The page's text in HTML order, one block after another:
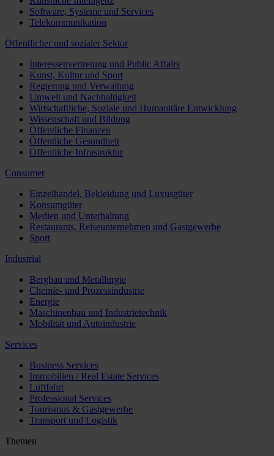
Software, Systeme und Services
Telekommunikation
Öffentlicher und sozialer Sektor
Interessenvertretung und Public Affairs
Kunst, Kultur und Sport
Regierung und Verwaltung
Umwelt und Nachhaltigkeit
Wirtschaftliche, Soziale und Humanitäre Entwicklung
Wissenschaft und Bildung
Öffentliche Finanzen
Öffentliche Gesundheit
Öffentliche Infrastruktur
Consumer
Einzelhandel, Bekleidung und Luxusgüter
Konsumgüter
Medien und Unterhaltung
Restaurants, Reiseunternehmen und Gastgewerbe
Sport
Industrial
Bergbau und Metallurgie
Chemie- und Prozessindustrie
Energie
Maschinenbau und Industrietechnik
Mobilität und Autoindustrie
Services
Business Services
Immobilien / Real Estate Services
Luftfahrt
Professional Services
Tourismus & Gastgewerbe
Transport und Logistik
Themen